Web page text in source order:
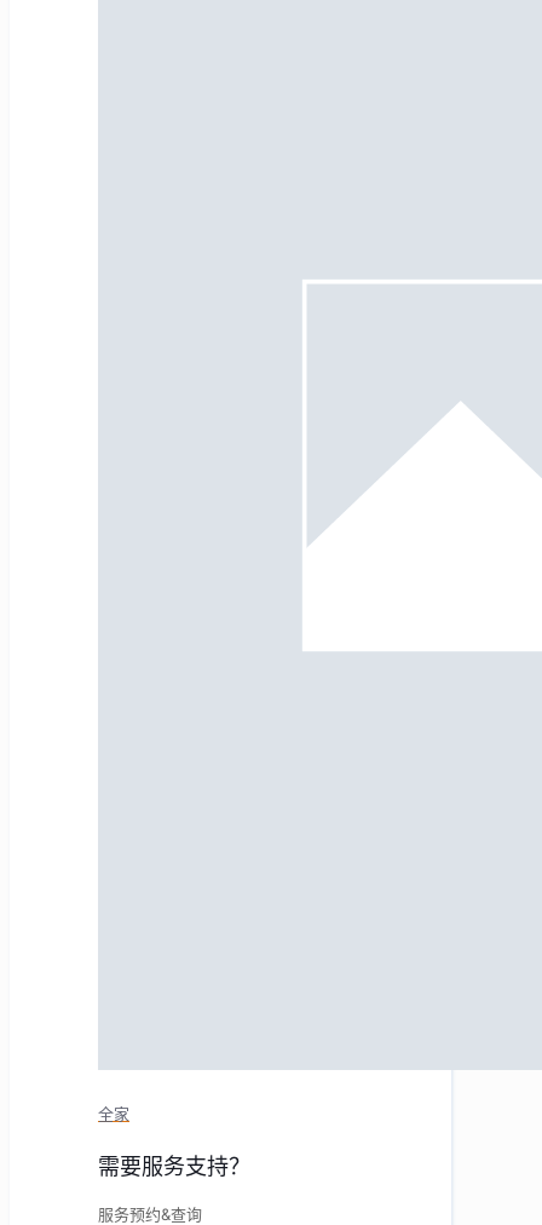
全家
需要服务支持？
服务预约&查询